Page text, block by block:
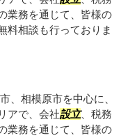
業務を通じて、皆様の
料相談も行っておりま
、相模原市を中心に、
アで、会社設立、税務
業務を通じて、皆様の